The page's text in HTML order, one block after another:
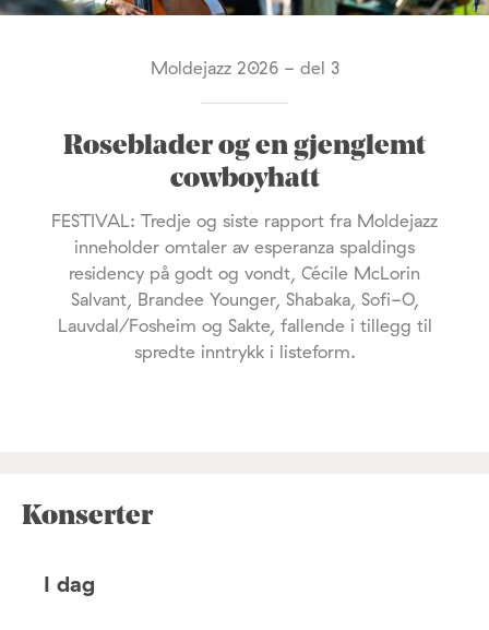
Moldejazz 2026 - del 3
Roseblader og en gjenglemt
cowboyhatt
FESTIVAL: Tredje og siste rapport fra Moldejazz
inneholder omtaler av esperanza spaldings
residency på godt og vondt, Cécile McLorin
Salvant, Brandee Younger, Shabaka, Sofi-O,
Lauvdal/Fosheim og Sakte, fallende i tillegg til
spredte inntrykk i listeform.
Konserter
I dag